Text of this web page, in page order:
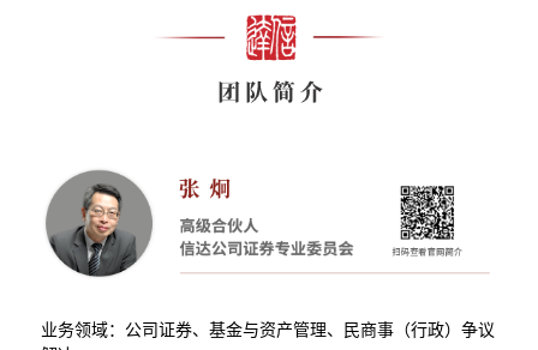
业务领域：公司证券、基金与资产管理、民商事（行政）争议